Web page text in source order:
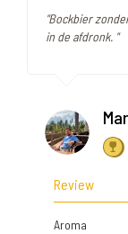
"Bockbier
in de afdronk. "
Review
Aroma